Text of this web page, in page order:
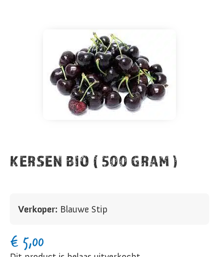
KERSEN BIO ( 500 GRAM )
Verkoper: Blauwe Stip
€ 5,00